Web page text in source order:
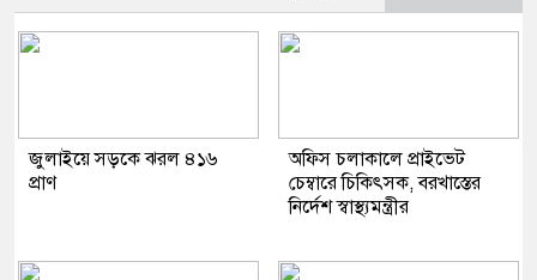
জুলাইয়ে সড়কে ঝরল ৪১৬
প্রাণ
অফিস চলাকালে প্রাইভেট
চেম্বারে চিকিৎসক, বরখাস্তের
নির্দেশ স্বাস্থ্যমন্ত্রীর